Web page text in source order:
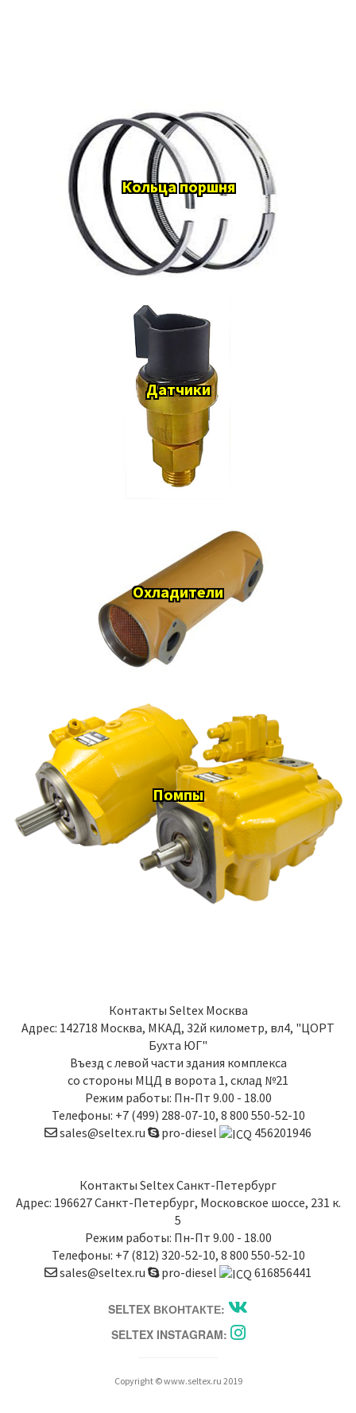
Кольца поршня
Датчики
Охладители
Помпы
Контакты Seltex Москва
Адрес: 142718 Москва, МКАД, 32й километр, вл4, "ЦОРТ
Бухта ЮГ"
Въезд с левой части здания комплекса
со стороны МЦД в ворота 1, склад №21
Режим работы: Пн-Пт 9.00 - 18.00
Телефоны: +7 (499) 288-07-10, 8 800 550-52-10
sales@seltex.ru
pro-diesel 456201946
Контакты Seltex Санкт-Петербург
Адрес: 196627Санкт-Петербург, Московское шоссе, 231 к.
5
Режим работы: Пн-Пт 9.00 - 18.00
Телефоны: +7 (812) 320-52-10, 8 800 550-52-10
sales@seltex.ru
pro-diesel 616856441
SELTEX ВКОНТАКТЕ:
SELTEX INSTAGRAM:
Copyright © www.seltex.ru 2019